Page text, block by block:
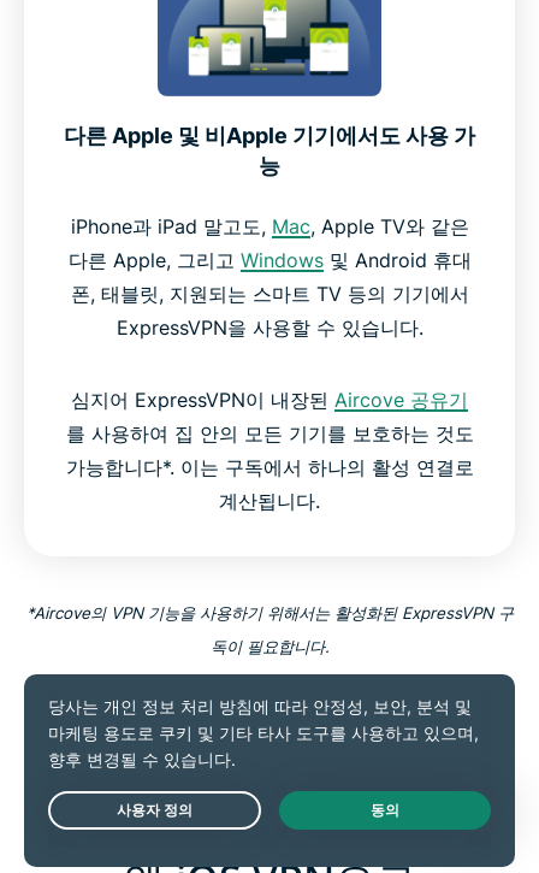
다른 Apple 및 비Apple 기기에서도 사용 가
능
iPhone과 iPad 말고도, Mac, Apple TV와 같은
다른 Apple, 그리고 Windows및 Android 휴대
폰, 태블릿, 지원되는 스마트 TV 등의 기기에서
ExpressVPN을 사용할 수 있습니다.
심지어 ExpressVPN이 내장된 Aircove 공유기
를 사용하여 집 안의 모든 기기를 보호하는 것도
가능합니다*. 이는 구독에서 하나의 활성 연결로
계산됩니다.
*Aircove의 VPN 기능을 사용하기 위해서는 활성화된 ExpressVPN 구
독이 필요합니다.
최고의 iOS VPN 시작하기
Live Chat